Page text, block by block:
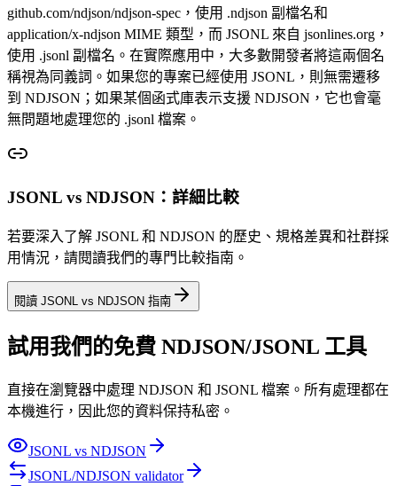
github.com/ndjson/ndjson-spec，使用 .ndjson 副檔名和
application/x-ndjson MIME 類型，而 JSONL 來自 jsonlines.org，
使用 .jsonl 副檔名。在實際應用中，大多數開發者將這兩個名
稱視為同義詞。如果您的專案已經使用 JSONL，則無需遷移
到 NDJSON；如果某個函式庫表示支援 NDJSON，它也會毫
無問題地處理您的 .jsonl 檔案。
JSONL vs NDJSON：詳細比較
若要深入了解 JSONL 和 NDJSON 的歷史、規格差異和社群採
用情況，請閱讀我們的專門比較指南。
閱讀 JSONL vs NDJSON 指南
試用我們的免費 NDJSON/JSONL 工具
直接在瀏覽器中處理 NDJSON 和 JSONL 檔案。所有處理都在
本機進行，因此您的資料保持私密。
JSONL vs NDJSON
JSONL/NDJSON validator